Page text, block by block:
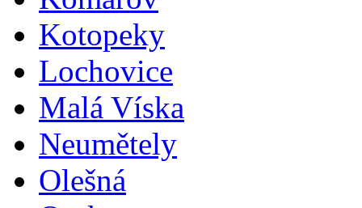
Kotopeky
Lochovice
Malá Víska
Neumětely
Olešná